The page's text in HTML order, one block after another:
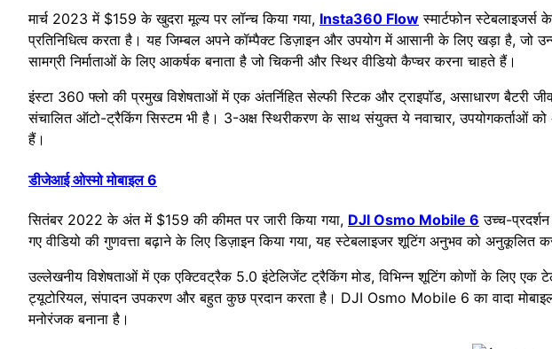
मार्च 2023 में $159 के खुदरा मूल्य पर लॉन्च किया गया, Insta360 Flow स्मार्टफोन स्टेबलाइजर्स
प्रतिनिधित्व करता है। यह जिम्बल अपने कॉम्पैक्ट डिज़ाइन और उपयोग में आसानी के लिए खड़ा है,
सामग्री निर्माताओं के लिए आकर्षक बनाता है जो चिकनी और स्थिर वीडियो कैप्चर करना चाहते हैं।
इंस्टा 360 फ्लो की प्रमुख विशेषताओं में एक अंतर्निहित सेल्फी स्टिक और ट्राइपॉड, असाधारण बैटरी
संचालित ऑटो-ट्रैकिंग सिस्टम भी है। 3-अक्ष स्थिरीकरण के साथ संयुक्त ये नवाचार, उपयोगकर्ताओं
हैं।
डीजेआई ओस्मो मोबाइल 6
सितंबर 2022 के अंत में $159 की कीमत पर जारी किया गया, DJI Osmo Mobile 6 उच्च-
गए वीडियो की गुणवत्ता बढ़ाने के लिए डिज़ाइन किया गया, यह स्टेबलाइजर शूटिंग अनुभव को
उल्लेखनीय विशेषताओं में एक एक्टिवट्रैक 5.0 इंटेलिजेंट ट्रैकिंग मोड, विभिन्न शूटिंग कोणों के लिए एक
ट्यूटोरियल, संपादन उपकरण और बहुत कुछ प्रदान करता है। DJI Osmo Mobile 6 का वादा
मनोरंजक बनाना है।